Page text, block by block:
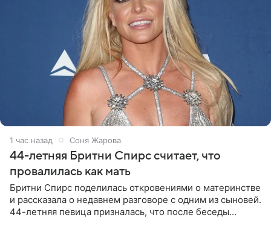
1 час назад Соня Жарова
44-летняя Бритни Спирс считает, что
провалилась как мать
Бритни Спирс поделилась откровениями о материнстве
и рассказала о недавнем разговоре с одним из сыновей.
44-летняя певица призналась, что после беседы